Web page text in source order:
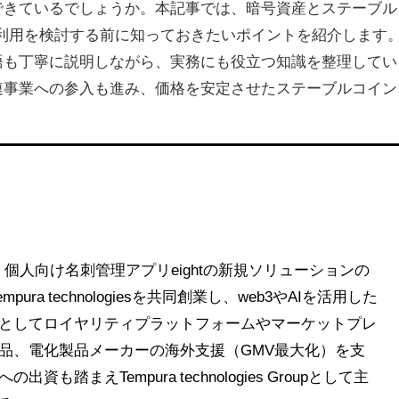
ているでしょうか。本記事では、暗号資産とステーブル
を検討する前に知っておきたいポイントを紹介します
丁寧に説明しながら、実務にも役立つ知識を整理してい
業への参入も進み、価格を安定させたステーブルコイン
人向け名刺管理アプリeightの新規ソリューションの
technologiesを共同創業し、web3やAIを活用した
してロイヤリティプラットフォームやマーケットプレ
、電化製品メーカーの海外支援（GMV最大化）を支
の出資も踏まえTempura technologies Groupとして主